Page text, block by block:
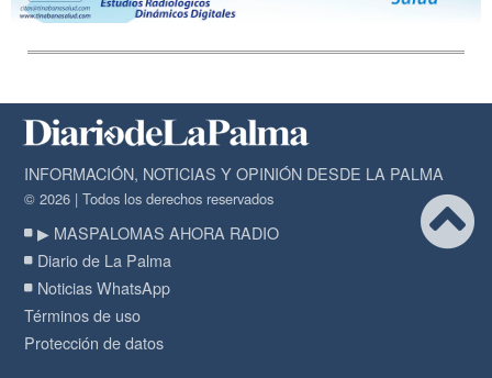
INFORMACIÓN, NOTICIAS Y OPINIÓN DESDE LA PALMA
© 2026 | Todos los derechos reservados
▶ MASPALOMAS AHORA RADIO
Diario de La Palma
Noticias WhatsApp
Términos de uso
Protección de datos